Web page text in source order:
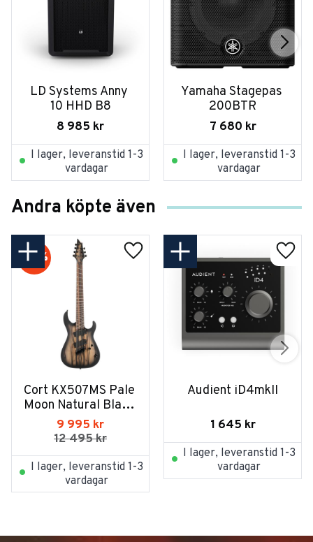
LD Systems Anny
10 HHD B8
8 985 kr
I lager, leveranstid 1-3
vardagar
Yamaha Stagepas
200BTR
7 680 kr
I lager, leveranstid 1-3
vardagar
Andra köpte även
Cort KX507MS Pale
Moon Natural Black
Burst
9 995 kr
12 495kr
20 %
I lager, leveranstid 1-3
vardagar
Audient iD4mkII
1 645 kr
I lager, leveranstid 1-3
vardagar